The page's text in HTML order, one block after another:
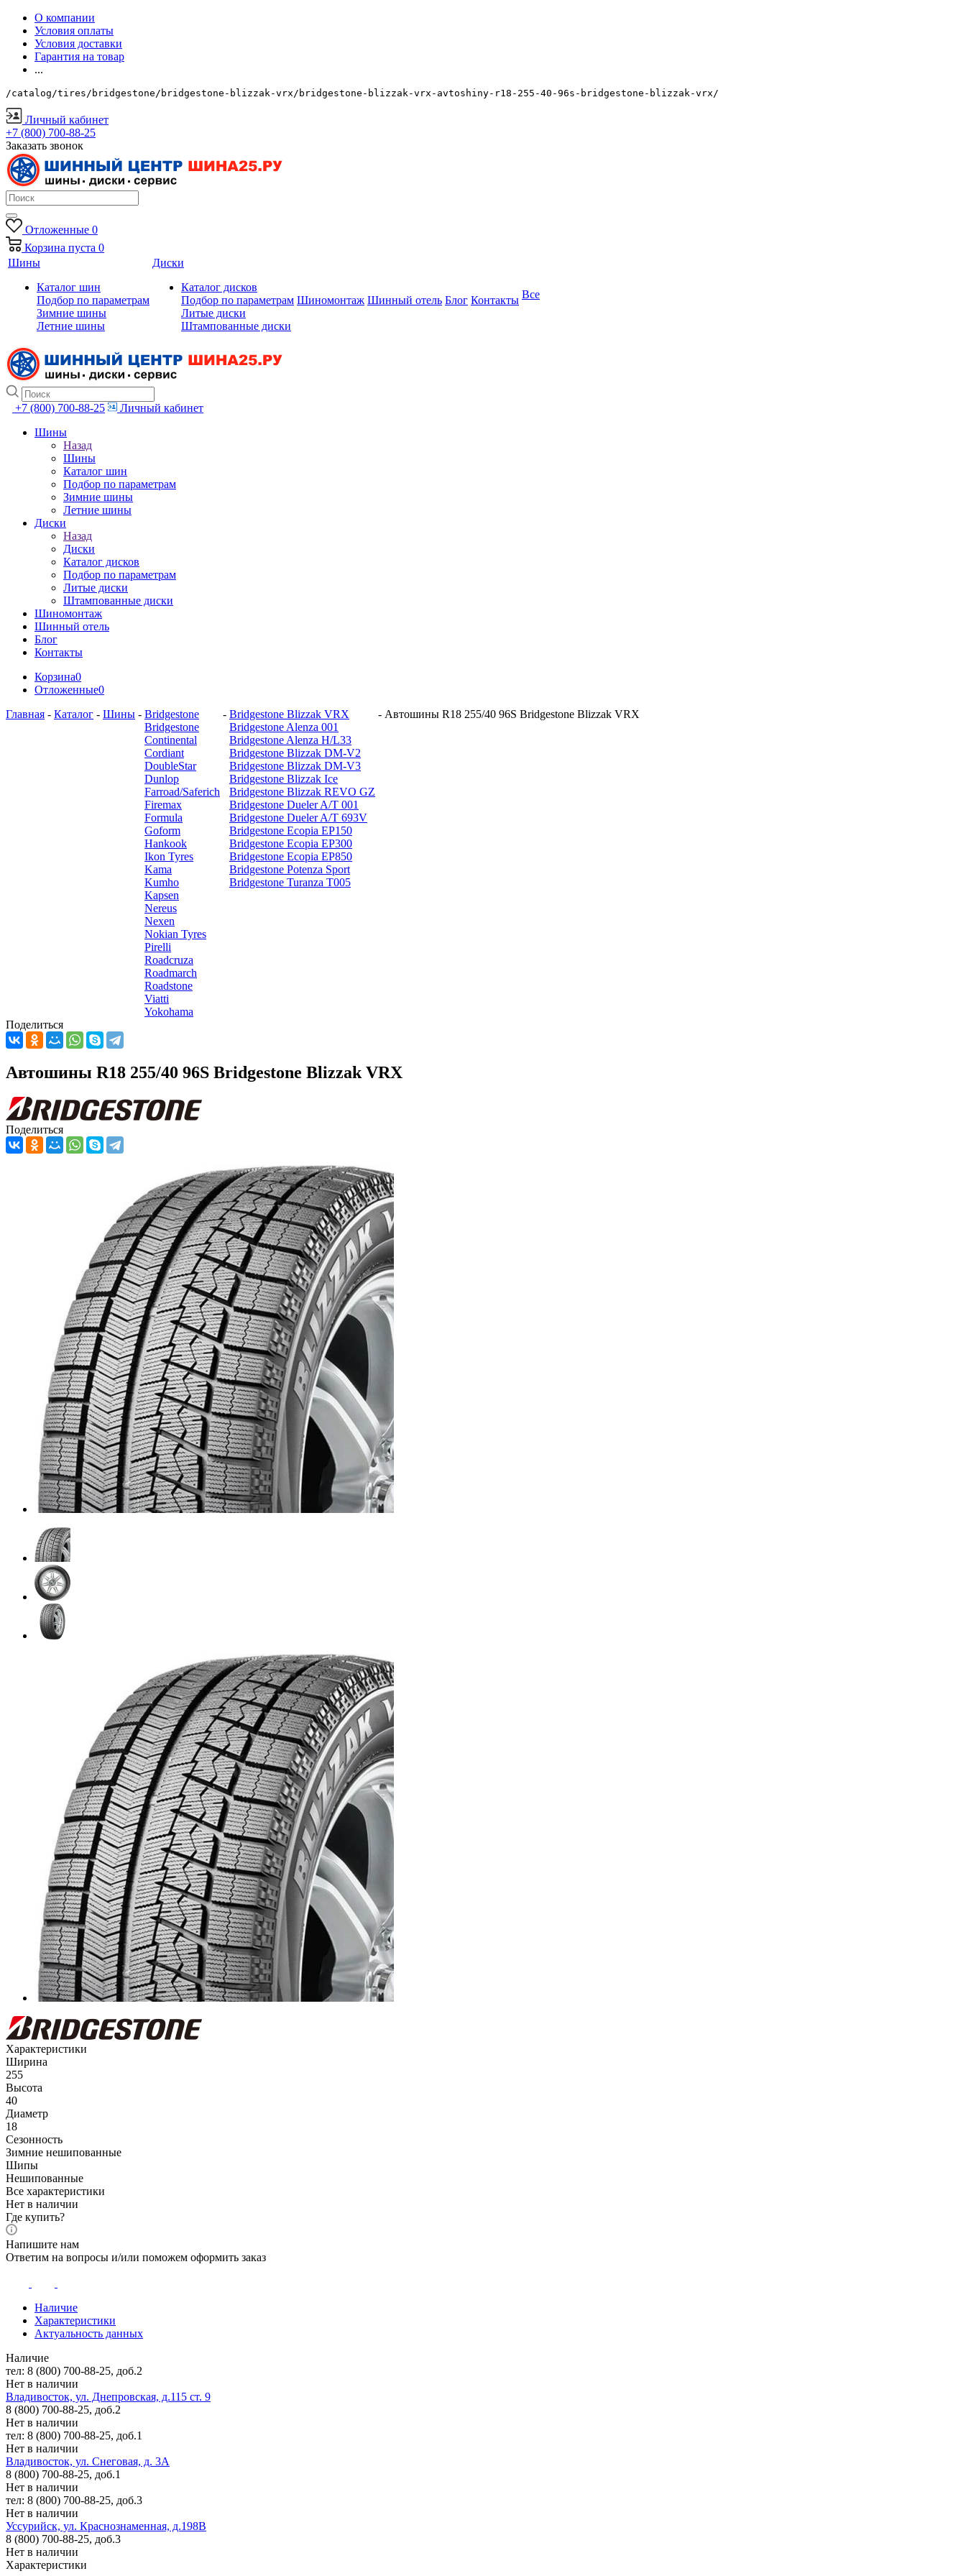
О компании
Условия оплаты
Условия доставки
Гарантия на товар
...
/catalog/tires/bridgestone/bridgestone-blizzak-vrx/bridgestone-blizzak-vrx-avtoshiny-r18-255-40-96s-bridgestone-blizzak-vrx/
Личный кабинет
+7 (800) 700-88-25
Заказать звонок
Отложенные 0
Корзина пуста 0
Шины
Каталог шин
Подбор по параметрам
Зимние шины
Летние шины
Диски
Каталог дисков
Подбор по параметрам
Литые диски
Штампованные диски
Шиномонтаж Шинный отель Блог Контакты Все
+7 (800) 700-88-25
Личный кабинет
Шины
Назад
Шины
Каталог шин
Подбор по параметрам
Зимние шины
Летние шины
Диски
Назад
Диски
Каталог дисков
Подбор по параметрам
Литые диски
Штампованные диски
Шиномонтаж
Шинный отель
Блог
Контакты
Корзина0
Отложенные0
Главная - Каталог - Шины - Bridgestone
Bridgestone
Continental
Cordiant
DoubleStar
Dunlop
Farroad/Saferich
Firemax
Formula
Goform
Hankook
Ikon Tyres
Kama
Kumho
Kapsen
Nereus
Nexen
Nokian Tyres
Pirelli
Roadcruza
Roadmarch
Roadstone
Viatti
Yokohama
- Bridgestone Blizzak VRX
Bridgestone Alenza 001
Bridgestone Alenza H/L33
Bridgestone Blizzak DM-V2
Bridgestone Blizzak DM-V3
Bridgestone Blizzak Ice
Bridgestone Blizzak REVO GZ
Bridgestone Dueler A/T 001
Bridgestone Dueler A/T 693V
Bridgestone Ecopia EP150
Bridgestone Ecopia EP300
Bridgestone Ecopia EP850
Bridgestone Potenza Sport
Bridgestone Turanza T005
- Автошины R18 255/40 96S Bridgestone Blizzak VRX
Поделиться
Автошины R18 255/40 96S Bridgestone Blizzak VRX
Поделиться
Характеристики
Ширина
255
Высота
40
Диаметр
18
Сезонность
Зимние нешипованные
Шипы
Нешипованные
Все характеристики
Нет в наличии
Где купить?
Напишите нам
Ответим на вопросы и/или поможем оформить заказ
Наличие
Характеристики
Актуальность данных
Наличие
тел: 8 (800) 700-88-25, доб.2
Нет в наличии
Владивосток, ул. Днепровская, д.115 ст. 9
8 (800) 700-88-25, доб.2
Нет в наличии
тел: 8 (800) 700-88-25, доб.1
Нет в наличии
Владивосток, ул. Снеговая, д. 3А
8 (800) 700-88-25, доб.1
Нет в наличии
тел: 8 (800) 700-88-25, доб.3
Нет в наличии
Уссурийск, ул. Краснознаменная, д.198В
8 (800) 700-88-25, доб.3
Нет в наличии
Характеристики